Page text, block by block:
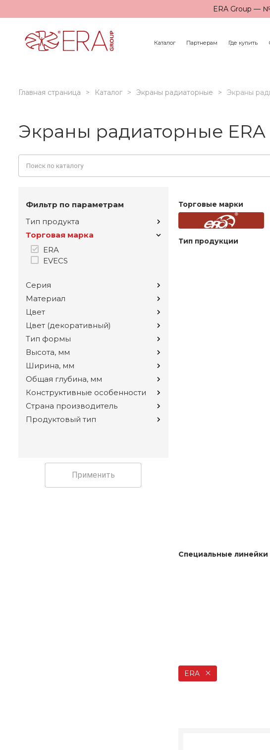
ERA Group —
Каталог Партнерам Где купить
Главная страница Каталог Экраны радиаторные Экраны
Экраны радиаторные ERA
Фильтр по параметрам
Тип продукта
Торговая марка
ERA
EVECS
Серия
Материал
Цвет
Цвет (декоративный)
Тип формы
Высота, мм
Ширина, мм
Общая глубина, мм
Конструктивные особенности
Страна производитель
Продуктовый тип
Применить
Торговые марки
Тип продукции
Специальные линейки
ERA